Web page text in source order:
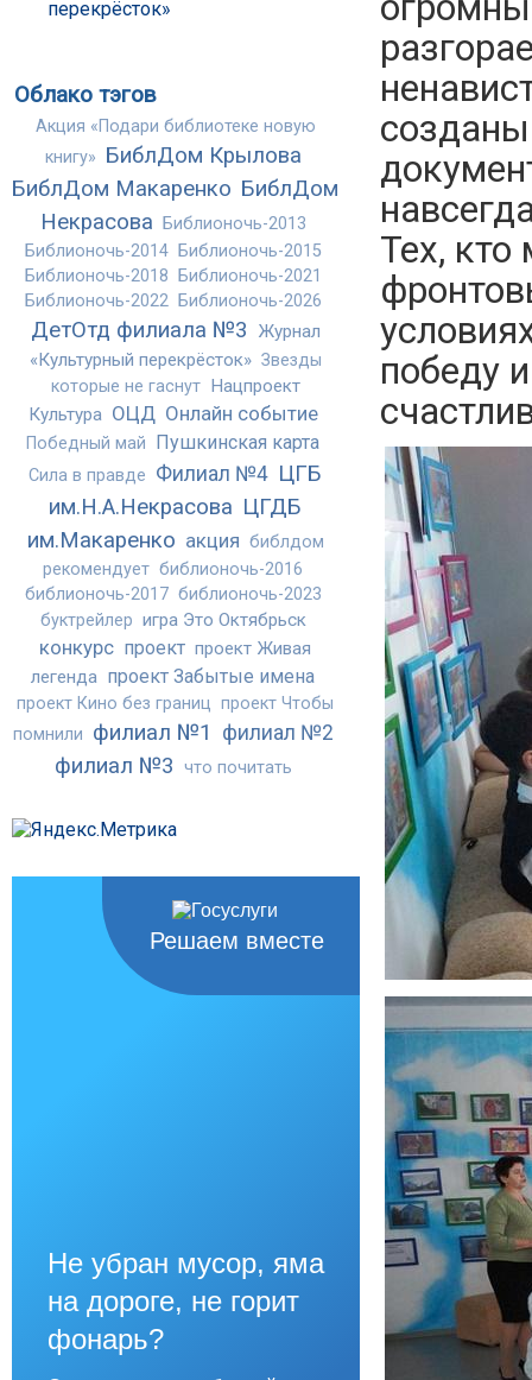
перекрёсток»
Облако тэгов
Акция «Подари библиотеке новую
книгу» БиблДом Крылова
БиблДом Макаренко БиблДом
Некрасова
Библионочь-2013
Библионочь-2014
Библионочь-2015
Библионочь-2018
Библионочь-2021
Библионочь-2022
Библионочь-2026
ДетОтд филиала №3
Журнал
«Культурный перекрёсток» Звезды
которые не гаснут Нацпроект
Культура ОЦД Онлайн событие
Победный май Пушкинская карта
Сила в правде Филиал №4 ЦГБ
им.Н.А.Некрасова ЦГДБ
им.Макаренко акция библдом
рекомендует библионочь-2016
библионочь-2017 библионочь-2023
буктрейлер игра Это Октябрьск
конкурс проект проект Живая
легенда проект Забытые имена
проект Кино без границ проект Чтобы
помнили филиал №1 филиал №2
филиал №3 что почитать
Решаем вместе
Не убран мусор, яма
на дороге, не горит
фонарь?
Тех,
победу